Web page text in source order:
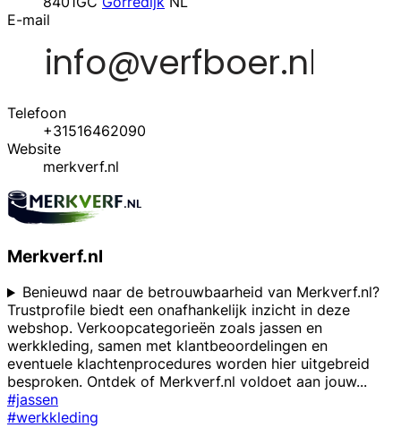
E-mail
Telefoon
+31516462090
Website
merkverf.nl
Merkverf.nl
Benieuwd naar de betrouwbaarheid van Merkverf.nl?
Trustprofile biedt een onafhankelijk inzicht in deze
webshop. Verkoopcategorieën zoals jassen en
werkkleding, samen met klantbeoordelingen en
eventuele klachtenprocedures worden hier uitgebreid
besproken. Ontdek of Merkverf.nl voldoet aan jouw...
#jassen
#werkkleding